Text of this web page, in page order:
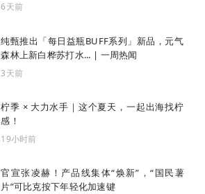
6天前
纯甄推出「每日益瓶BUFF系列」新品，元气
森林上新白桦苏打水... | 一周热闻
3天前
柠季 × 大力水手｜这个夏天，一起出海找柠
感！
19小时前
官宣张凌赫！产品线集体“焕新”，“国民薯
片”可比克按下年轻化加速键